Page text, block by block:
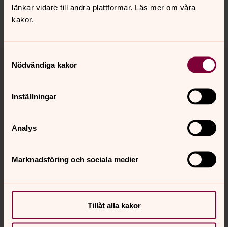
länkar vidare till andra plattformar. Läs mer om våra
kakor.
Nödvändiga kakor
Inställningar
Analys
Marknadsföring och sociala medier
Tillåt alla kakor
Dela
Kontakt
Hitta snabbt
Sociala kanaler